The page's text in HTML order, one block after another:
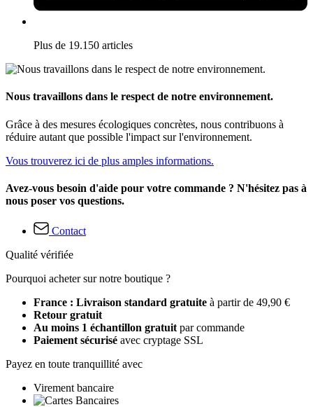
Plus de 19.150 articles
Nous travaillons dans le respect de notre environnement.
Grâce à des mesures écologiques concrètes, nous contribuons à
réduire autant que possible l'impact sur l'environnement.
Vous trouverez ici de plus amples informations.
Avez-vous besoin d'aide pour votre commande ? N'hésitez pas à
nous poser vos questions.
Contact
Qualité vérifiée
Pourquoi acheter sur notre boutique ?
France : Livraison standard gratuite à partir de 49,90 €
Retour gratuit
Au moins 1 échantillon gratuit par commande
Paiement sécurisé avec cryptage SSL
Payez en toute tranquillité avec
Virement bancaire